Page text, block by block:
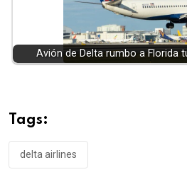
Avión de Delta rumbo a Florida
Tags:
delta airlines